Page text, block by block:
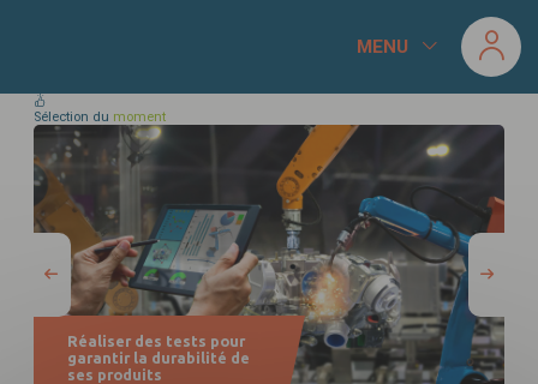
MENU
Sélection du moment
Réaliser des tests pour
garantir la durabilité de
ses produits
Télécharger votre fichier